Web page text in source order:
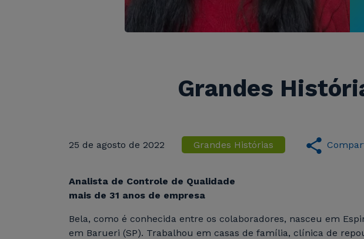
Grandes
25 de agosto de 2022 Grandes Histórias
Analista de Controle de Qualidade
mais de 31 anos de empresa
Bela, como é conhecida entre os colaboradores, nasceu em
em Barueri (SP). Trabalhou em casas de família, clínica de